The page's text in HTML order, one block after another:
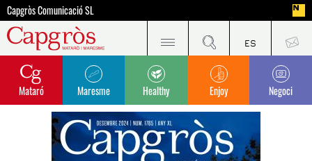
Capgròs Comunicació SL
Mataró Maresme Healthy Enjoy Negoci